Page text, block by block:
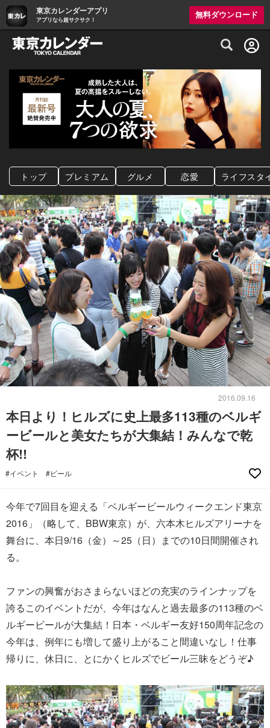
東京カレンダーアプリ
アプリなら超サクサク！
無料ダウンロード
グルメ情報・プレミアムレストラン予約
トップ プレミアム グルメ 恋愛 ライフスタ
2016.09.16
本日より！ヒルズに史上最多113種のベルギ
ービールと美女たちが大集結！みんなで乾
杯!!
#イベント #ビール
今年で7回目を迎える「ベルギービールウィークエンド東京
2016」（略して、BBW東京）が、六本木ヒルズアリーナを
舞台に、本日9/16（金）～25（日）までの10日間開催され
る。
ファンの興奮がおさまらないほどの充実のラインナップを
誇るこのイベントだが、今年はなんと過去最多の113種のベ
ルギービールが大集結！日本・ベルギー友好150周年記念の
今年は、例年にも増して盛り上がること間違いなし！仕事
帰りに、休日に、とにかくヒルズでビール三昧をどうぞ♪